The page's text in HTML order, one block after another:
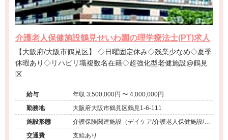
介護老人保健施設鶴見せいわ園の理学療法士(PT)求人
【大阪府/大阪市鶴見区】 ◇日曜固定休み◇残業少なめ◇夏季
休暇あり◇リハビリ職複数名在籍◇超強化型老健施設@鶴見
区
給与
年収 3,500,000円 〜 4,000,000円
勤務地
大阪府大阪市鶴見区鶴見1-6-111
施設形態
介護保険関連施設（デイケア/介護老人保健施設/訪
問看護・リハ）
交通費 支給あり